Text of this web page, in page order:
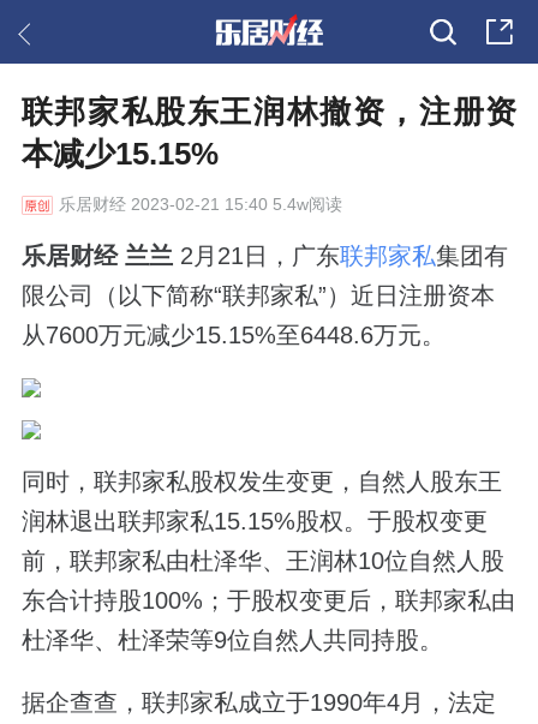
联邦家私股东王润林撤资，注册资
本减少15.15%
乐居财经2023-02-21 15:40 5.4w阅读
乐居财经 兰兰 2月21日，广东联邦家私集团有
限公司（以下简称“联邦家私”）近日注册资本
从7600万元减少15.15%至6448.6万元。
同时，联邦家私股权发生变更，自然人股东王
润林退出联邦家私15.15%股权。于股权变更
前，联邦家私由杜泽华、王润林10位自然人股
东合计持股100%；于股权变更后，联邦家私由
杜泽华、杜泽荣等9位自然人共同持股。
据企查查，联邦家私成立于1990年4月，法定